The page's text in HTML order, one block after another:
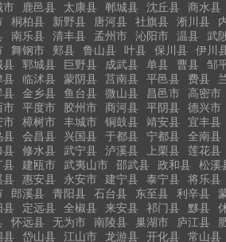
市 鹿邑县 太康县 郸城县 沈丘县 商水县
桐柏县 新野县 唐河县 社旗县 淅川县
南乐县 清丰县 孟州市 沁阳市 温县 武
舞钢市 郏县 鲁山县 叶县 保川县 伊川
县 郓城县 巨野县 成武县 单县 曹县 邹
县 临沭县 蒙阴县 莒南县 平邑县 费县
县 金乡县 鱼台县 微山县 昌邑市 高密市
市 平度市 胶州市 商河县 平阴县 德兴市
市 樟树市 丰城市 铜鼓县 靖安县 宜丰县
县 会昌县 兴国县 于都县 宁都县 全南县
县 修水县 武宁县 泸溪县 上栗县 莲花县
县 建瓯市 武夷山市 邵武县 政和县 松溪
县 惠安县 永安市 建宁县 泰宁县 将乐县
郎溪县 青阳县 石台县 东至县 利辛县
县 定远县 全椒县 来安县 祁门县 黟县
怀远县 无为市 南陵县 巢湖市 庐江县
县 岱山县 江山市 龙游县 开化县 常山县